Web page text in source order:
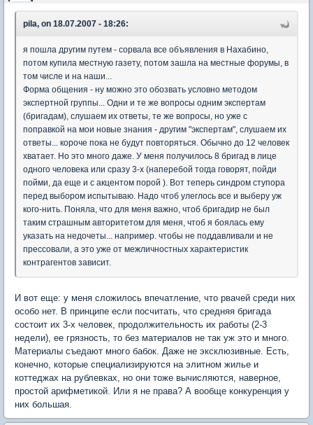
pila, on 18.07.2007 - 18:26:
я пошла другим путем - сорвала все объявления в Нахабино,
потом купила местную газету, потом зашла на местные форумы, в
том числе и на наши...
Форма общения - ну можно это обозвать условно методом
экспертной группы... Одни и те же вопросы одним экспертам
(бригадам), слушаем их ответы, те же вопросы, но уже с
поправкой на мои новые знания - другим "экспертам", слушаем их
ответы... короче пока не будут повторяться. Обычно до 12 человек
хватает. Но это много даже. У меня получилось 8 бригад в лице
одного человека или сразу 3-х (наперебой тогда говорят, пойди
пойми, да еще и с акцентом порой ). Вот теперь синдром ступора
перед выбором испытываю. Надо чтоб улеглось все и выберу уж
кого-нить. Поняла, что для меня важно, чтоб бригадир не был
таким страшным авторитетом для меня, чтоб я боялась ему
указать на недочеты... например. чтобы не поддавливали и не
прессовали, а это уже от межличностных характеристик
контрагентов зависит.
И вот еще: у меня сложилось впечатление, что рвачей среди них
особо нет. В принципе если посчитать, что средняя бригада
состоит их 3-х человек, продолжительность их работы (2-3
недели), ее грязность, то без материалов не так уж это и много.
Материалы съедают много бабок. Даже не эксклюзивные. Есть,
конечно, которые специализируются на элитном жилье и
коттеджах на рублевках, но они тоже вычисляются, наверное,
простой арифметикой. Или я не права? А вообще конкуренция у
них большая.